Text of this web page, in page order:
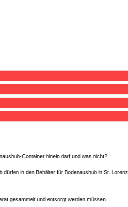
Container hinein darf und was nicht?
in den Behälter für Bodenaushub in St. Lorenz
gesammelt und entsorgt werden müssen.